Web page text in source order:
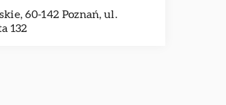
60-142 Poznań, ul.
132